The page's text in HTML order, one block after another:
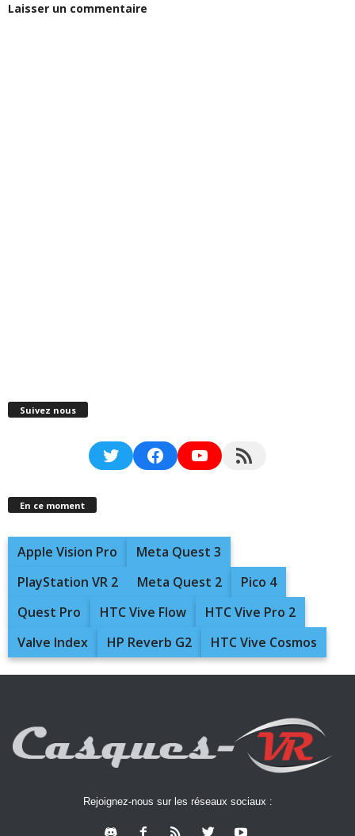
Laisser un commentaire
Suivez nous
TwitterFacebookYouTubeRSS Feed
En ce moment
Apple Vision Pro
Meta Quest 3
PlayStation VR 2
Meta Quest 2
Pico 4
Quest Pro
HTC Vive Flow
HTC Vive Pro 2
Valve Index
HP Reverb G2 HTC Vive Cosmos
Rejoignez-nous sur les réseaux sociaux :